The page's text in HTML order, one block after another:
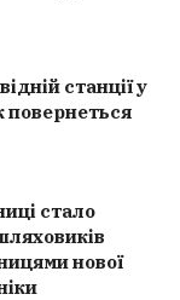
станції у
повернеться
стало
нової